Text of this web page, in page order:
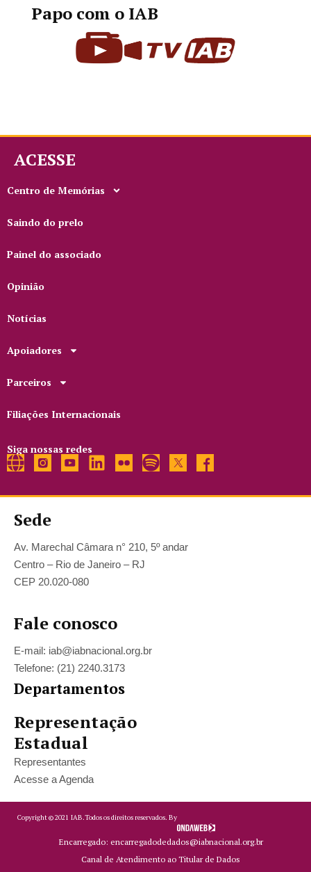
Papo com o IAB
ACESSE
Centro de Memórias
Saindo do prelo
Painel do associado
Opinião
Notícias
Apoiadores
Parceiros
Filiações Internacionais
Siga nossas redes
Sede
Av. Marechal Câmara n° 210, 5º andar
Centro – Rio de Janeiro – RJ
CEP 20.020-080
Fale conosco
E-mail: iab@iabnacional.org.br
Telefone: (21) 2240.3173
Departamentos
Representação
Estadual
Representantes
Acesse a Agenda
Copyright ©2021 IAB.Todos os direitos reservados. By
Encarregado: encarregadodedados@iabnacional.org.br
Canal de Atendimento ao Titular de Dados